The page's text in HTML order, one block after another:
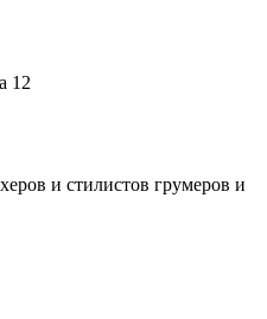
12
и стилистов грумеров и